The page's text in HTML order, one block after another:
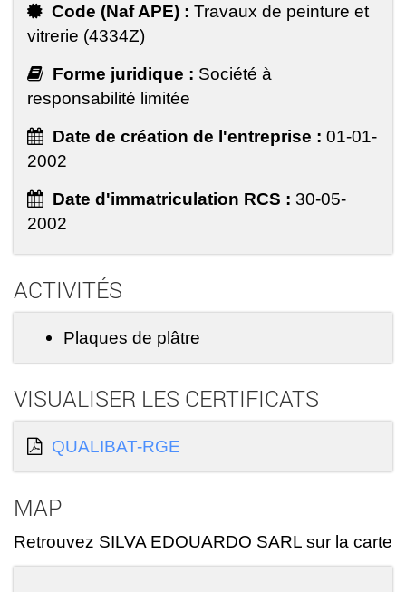
Code (Naf APE) : Travaux de peinture et
vitrerie (4334Z)
Forme juridique : Société à
responsabilité limitée
Date de création de l'entreprise : 01-01-
2002
Date d'immatriculation RCS : 30-05-
2002
ACTIVITÉS
Plaques de plâtre
VISUALISER LES CERTIFICATS
QUALIBAT-RGE
MAP
Retrouvez SILVA EDOUARDO SARL sur la carte